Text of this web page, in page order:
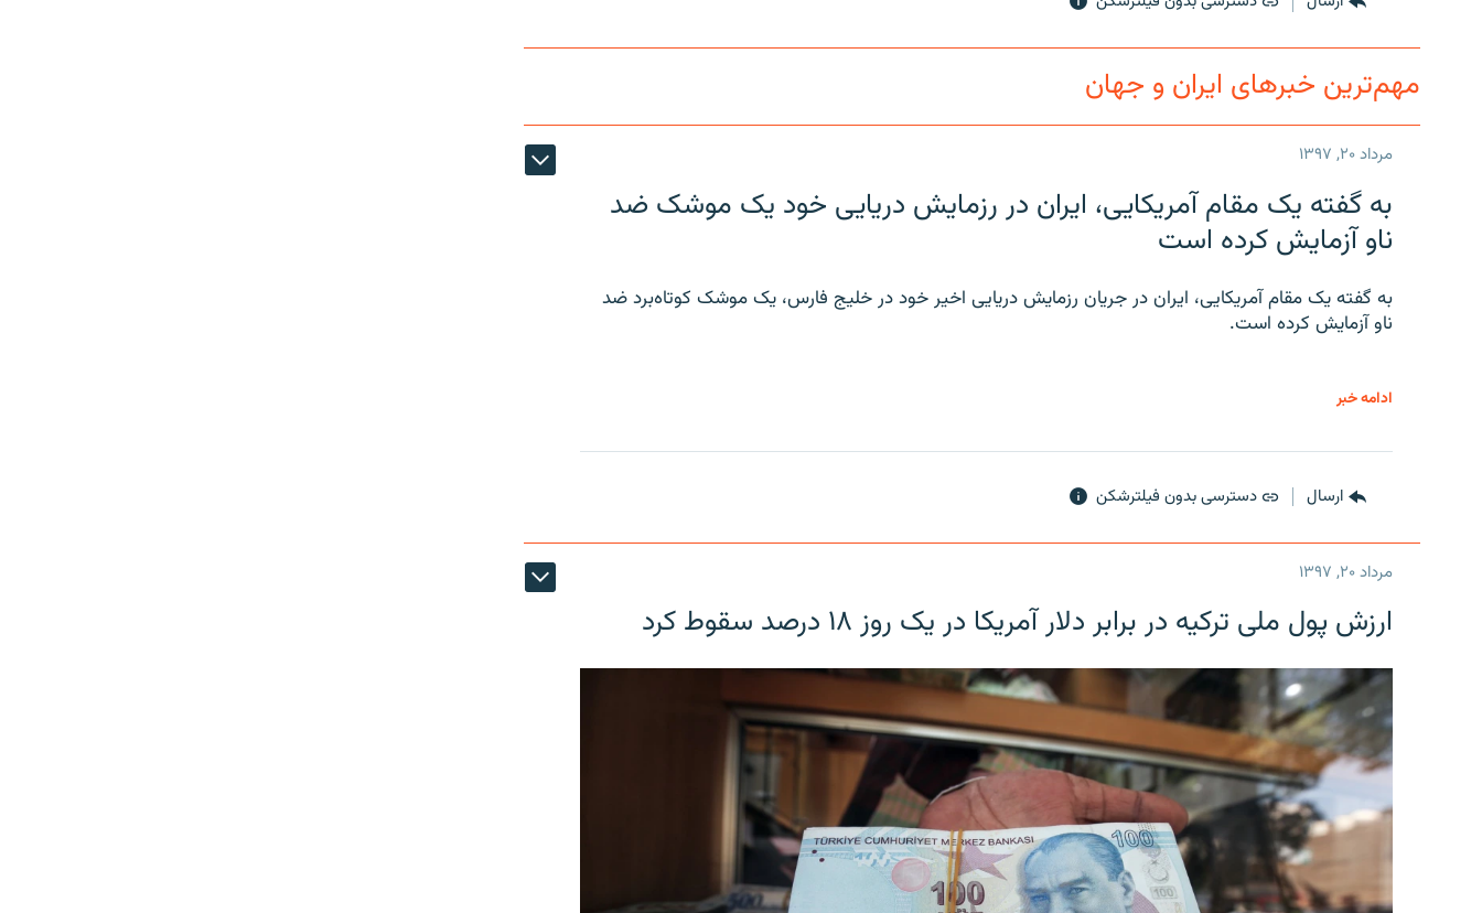
مهم‌ترین خبرهای ایران و جهان
مرداد ۲۰, ۱۳۹۷
به گفته یک مقام آمریکایی، ایران در رزمایش دریایی خود یک موشک ضد
ناو آزمایش کرده است
به گفته یک مقام آمریکایی، ایران در جریان رزمایش دریایی اخیر خود در خلیج فارس، یک موشک کوتاه‌برد ضد
ناو آزمایش کرده است.
ادامه خبر
ارسال دسترسی بدون فیلترشکن
مرداد ۲۰, ۱۳۹۷
ارزش پول ملی ترکیه در برابر دلار آمریکا در یک روز ۱۸ درصد سقوط کرد